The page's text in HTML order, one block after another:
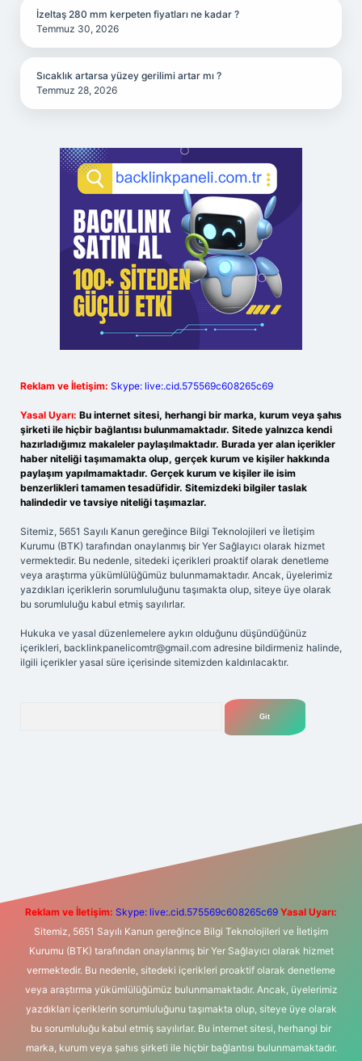
İzeltaş 280 mm kerpeten fiyatları ne kadar ?
Temmuz 30, 2026
Sıcaklık artarsa yüzey gerilimi artar mı ?
Temmuz 28, 2026
Reklam ve İletişim: Skype: live:.cid.575569c608265c69
Yasal Uyarı: Bu internet sitesi, herhangi bir marka, kurum veya şahıs
şirketi ile hiçbir bağlantısı bulunmamaktadır. Sitede yalnızca kendi
hazırladığımız makaleler paylaşılmaktadır. Burada yer alan içerikler
haber niteliği taşımamakta olup, gerçek kurum ve kişiler hakkında
paylaşım yapılmamaktadır. Gerçek kurum ve kişiler ile isim
benzerlikleri tamamen tesadüfidir. Sitemizdeki bilgiler taslak
halindedir ve tavsiye niteliği taşımazlar.
Sitemiz, 5651 Sayılı Kanun gereğince Bilgi Teknolojileri ve İletişim
Kurumu (BTK) tarafından onaylanmış bir Yer Sağlayıcı olarak hizmet
vermektedir. Bu nedenle, sitedeki içerikleri proaktif olarak denetleme
veya araştırma yükümlülüğümüz bulunmamaktadır. Ancak, üyelerimiz
yazdıkları içeriklerin sorumluluğunu taşımakta olup, siteye üye olarak
bu sorumluluğu kabul etmiş sayılırlar.
Hukuka ve yasal düzenlemelere aykırı olduğunu düşündüğünüz
içerikleri, backlinkpanelicomtr@gmail.com adresine bildirmeniz halinde,
ilgili içerikler yasal süre içerisinde sitemizden kaldırılacaktır.
m elexbet
Reklam ve İletişim: Skype: live:.cid.575569c608265c69 Yasal Uyarı:
Sitemiz, 5651 Sayılı Kanun gereğince Bilgi Teknolojileri ve İletişim
Kurumu (BTK) tarafından onaylanmış bir Yer Sağlayıcı olarak hizmet
vermektedir. Bu nedenle, sitedeki içerikleri proaktif olarak denetleme
veya araştırma yükümlülüğümüz bulunmamaktadır. Ancak, üyelerimiz
yazdıkları içeriklerin sorumluluğunu taşımakta olup, siteye üye olarak
bu sorumluluğu kabul etmiş sayılırlar. Bu internet sitesi, herhangi bir
marka, kurum veya şahıs şirketi ile hiçbir bağlantısı bulunmamaktadır.